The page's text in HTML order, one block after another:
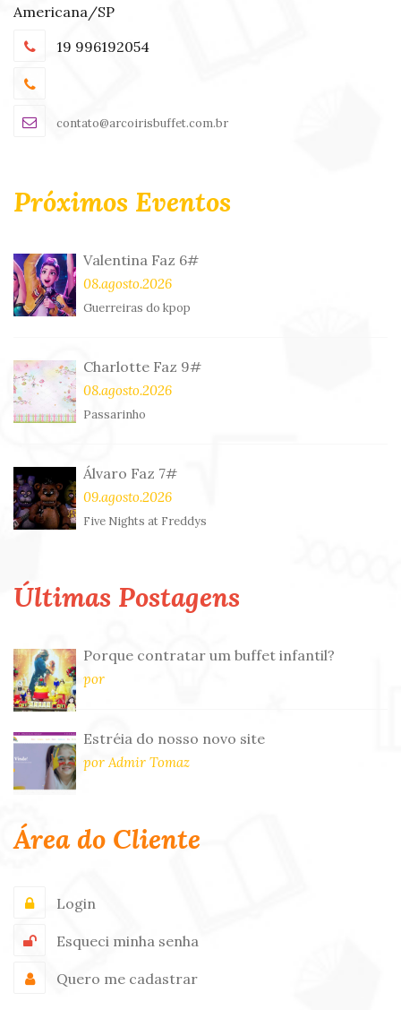
Americana/SP
19 996192054
contato@arcoirisbuffet.com.br
Próximos Eventos
Valentina Faz 6#
08.agosto.2026
Guerreiras do kpop
Charlotte Faz 9#
08.agosto.2026
Passarinho
Álvaro Faz 7#
09.agosto.2026
Five Nights at Freddys
Últimas Postagens
Porque contratar um buffet infantil?
por
Estréia do nosso novo site
por Admir Tomaz
Área do Cliente
Login
Esqueci minha senha
Quero me cadastrar